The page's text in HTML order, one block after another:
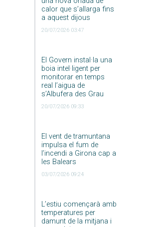
calor que s’allarga fins
a aquest dijous
20/07/2026 03:47
El Govern instal·la una
boia intel·ligent per
monitorar en temps
real l’aigua de
s’Albufera des Grau
20/07/2026 09:33
El vent de tramuntana
impulsa el fum de
l’incendi a Girona cap a
les Balears
03/07/2026 09:24
L’estiu començarà amb
temperatures per
damunt de la mitjana i